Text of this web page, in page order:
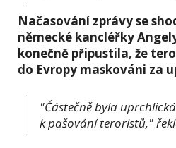
Načasování zprávy se
německé kancléřky
konečně připustila, že
do Evropy maskováni za
"Částečně byla
k pašování teroristů,"